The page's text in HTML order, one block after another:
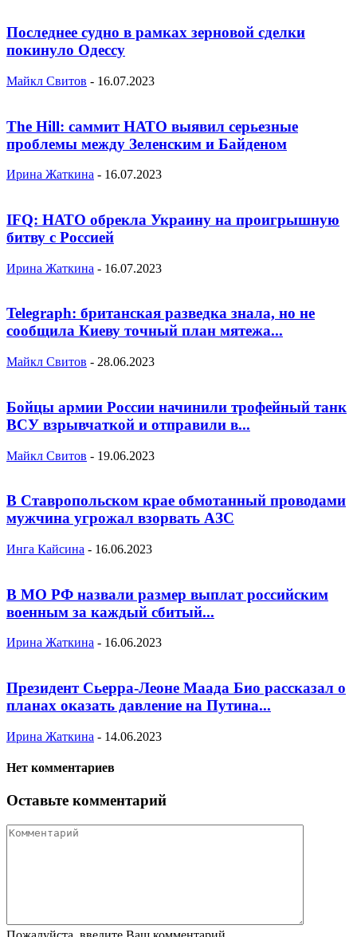
Последнее судно в рамках зерновой сделки
покинуло Одессу
Майкл Свитов - 16.07.2023
The Hill: саммит НАТО выявил серьезные
проблемы между Зеленским и Байденом
Ирина Жаткина - 16.07.2023
IFQ: НАТО обрекла Украину на проигрышную
битву с Россией
Ирина Жаткина - 16.07.2023
Telegraph: британская разведка знала, но не
сообщила Киеву точный план мятежа...
Майкл Свитов - 28.06.2023
Бойцы армии России начинили трофейный танк
ВСУ взрывчаткой и отправили в...
Майкл Свитов - 19.06.2023
В Ставропольском крае обмотанный проводами
мужчина угрожал взорвать АЗС
Инга Кайсина - 16.06.2023
В МО РФ назвали размер выплат российским
военным за каждый сбитый...
Ирина Жаткина - 16.06.2023
Президент Сьерра-Леоне Маада Био рассказал о
планах оказать давление на Путина...
Ирина Жаткина - 14.06.2023
Нет комментариев
Оставьте комментарий